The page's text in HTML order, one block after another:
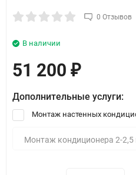
0 Отзывов
В наличии
51 200 ₽
Дополнительные услуги:
Монтаж настенных